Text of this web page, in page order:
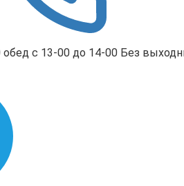
с 13-00 до 14-00 Без